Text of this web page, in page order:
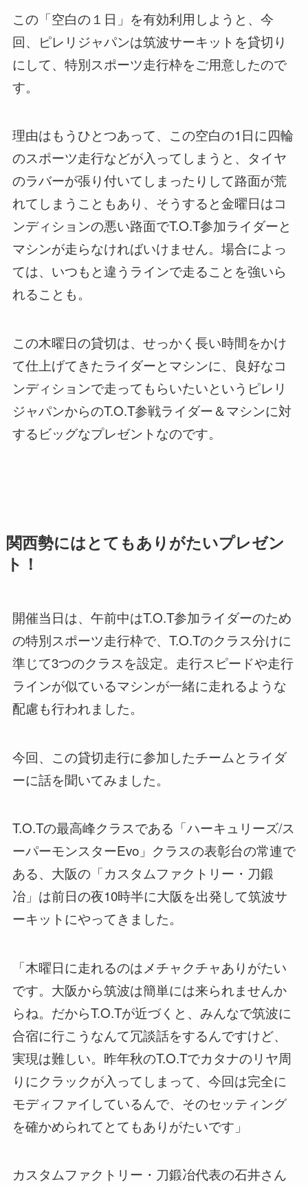
この「空白の１日」を有効利用しようと、今
回、ピレリジャパンは筑波サーキットを貸切り
にして、特別スポーツ走行枠をご用意したので
す。
理由はもうひとつあって、この空白の1日に四輪
のスポーツ走行などが入ってしまうと、タイヤ
のラバーが張り付いてしまったりして路面が荒
れてしまうこともあり、そうすると金曜日はコ
ンディションの悪い路面でT.O.T参加ライダーと
マシンが走らなければいけません。場合によっ
ては、いつもと違うラインで走ることを強いら
れることも。
この木曜日の貸切は、せっかく長い時間をかけ
て仕上げてきたライダーとマシンに、良好なコ
ンディションで走ってもらいたいというピレリ
ジャパンからのT.O.T参戦ライダー＆マシンに対
するビッグなプレゼントなのです。
関西勢にはとてもありがたいプレゼン
ト！
開催当日は、午前中はT.O.T参加ライダーのため
の特別スポーツ走行枠で、T.O.Tのクラス分けに
準じて3つのクラスを設定。走行スピードや走行
ラインが似ているマシンが一緒に走れるような
配慮も行われました。
今回、この貸切走行に参加したチームとライダ
ーに話を聞いてみました。
T.O.Tの最高峰クラスである「ハーキュリーズ/ス
ーパーモンスターEvo」クラスの表彰台の常連で
ある、大阪の「カスタムファクトリー・刀鍛
冶」は前日の夜10時半に大阪を出発して筑波サ
ーキットにやってきました。
「木曜日に走れるのはメチャクチャありがたい
です。大阪から筑波は簡単には来られませんか
らね。だからT.O.Tが近づくと、みんなで筑波に
合宿に行こうなんて冗談話をするんですけど、
実現は難しい。昨年秋のT.O.Tでカタナのリヤ周
りにクラックが入ってしまって、今回は完全に
モディファイしているんで、そのセッティング
を確かめられてとてもありがたいです」
カスタムファクトリー・刀鍛冶代表の石井さん